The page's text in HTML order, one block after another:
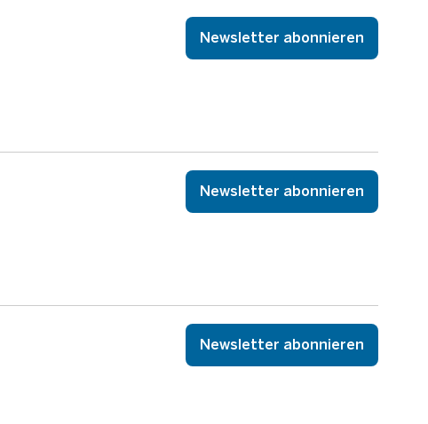
Newsletter abonnieren
Newsletter abonnieren
Newsletter abonnieren